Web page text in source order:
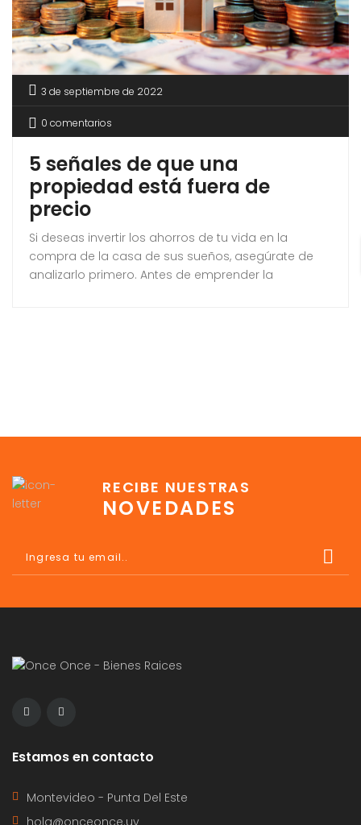
3 de septiembre de 2022
0 comentarios
5 señales de que una
propiedad está fuera de
precio
Si deseas invertir los ahorros de tu vida en la
compra de la casa de sus sueños, asegúrate de
analizarlo primero. Antes de emprender la
RECIBE NUESTRAS
NOVEDADES
Estamos en contacto
Montevideo - Punta Del Este
hola@onceonce.uy